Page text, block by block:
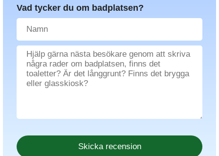
Vad tycker du om badplatsen?